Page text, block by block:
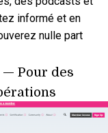
informé et en
nulle part
— Pour des